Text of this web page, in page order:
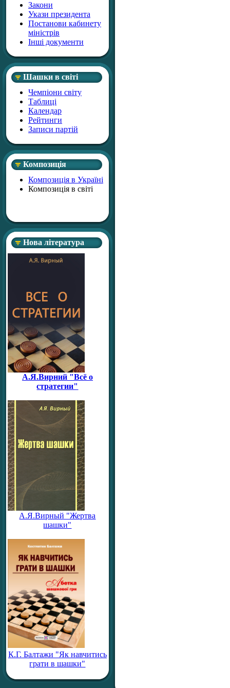
Закони
Укази президента
Постанови кабинету
міністрів
Інші документи
Шашки в світі
Чемпіони світу
Таблиці
Календар
Рейтинги
Записи партій
Композиція
Композиція в Україні
Композиція в світі
Нова література
А.Я.Вирний "Всё о
стратегии"
А.Я.Вирный "Жертва
шашки"
К.Г. Балтажи "Як навчитись
грати в шашки"